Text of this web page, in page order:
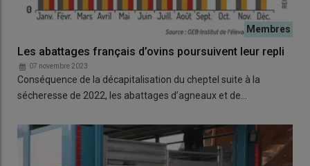
Les abattages français d’ovins poursuivent leur repli
07 novembre 2023
Conséquence de la décapitalisation du cheptel suite à la
sécheresse de 2022, les abattages d’agneaux et de…